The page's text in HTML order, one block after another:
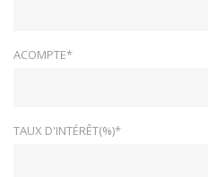
ACOMPTE*
TAUX D'INTÉRÊT(%)*